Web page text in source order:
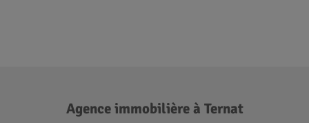
Agence immobilière à Ternat